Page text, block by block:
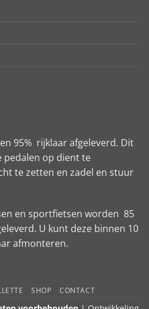
95% rijklaar afgeleverd. Dit
pedalen op dient te
te zetten en zadel en stuur
en sportfietsen worden 85
U kunt deze binnen 10
afmonteren.
SHOP CONTACT